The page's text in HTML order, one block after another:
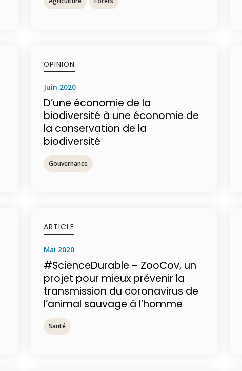
OPINION
juin 2020
D’une économie de la
biodiversité à une économie de
la conservation de la
biodiversité
Gouvernance
ARTICLE
mai 2020
#ScienceDurable – ZooCov, un
projet pour mieux prévenir la
transmission du coronavirus de
l’animal sauvage à l’homme
Santé